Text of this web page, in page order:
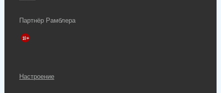
Партнёр Рамблера
Настроение